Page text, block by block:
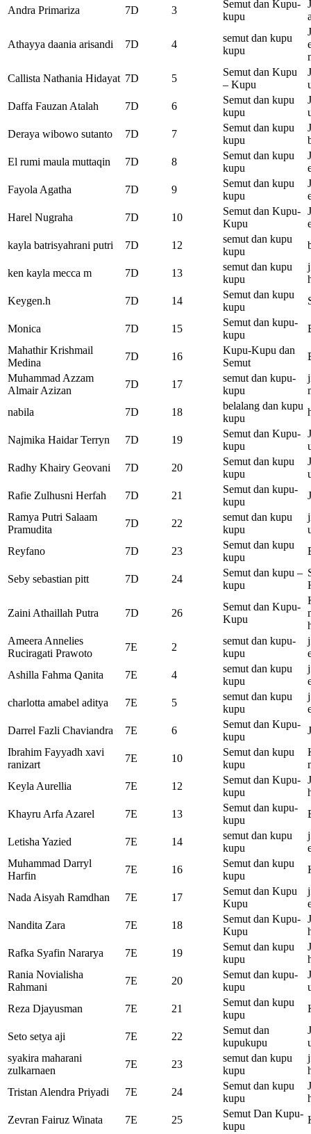
Andra Primariza 7D 3
Semut dan Kupu-
kupu
Athayya daania arisandi 7D 4
semut dan kupu
kupu
Callista Nathania Hidayat 7D 5
Semut dan Kupu
– Kupu
Daffa Fauzan Atalah
7D 6
Semut dan kupu
kupu
Deraya wibowo sutanto
7D 7
Semut dan kupu
kupu
El rumi maula muttaqin
7D 8
Semut dan kupu
kupu
Fayola Agatha
7D 9
Semut dan kupu
kupu
Harel Nugraha
7D 10
Semut dan Kupu-
Kupu
kayla batrisyahrani putri
7D 12
semut dan kupu
kupu
ken kayla mecca m 7D 13
semut dan kupu
kupu
Keygen.h
7D 14
Semut dan kupu
kupu
Monica 7D 15
Semut dan kupu-
kupu
Mahathir Krishmail
Medina
7D 16
Kupu-Kupu dan
Semut
Muhammad Azzam
Almair Azizan
7D 17
semut dan kupu-
kupu
nabila
7D 18
belalang dan kupu
kupu
Najmika Haidar Terryn 7D 19
Semut dan Kupu-
kupu
Radhy Khairy Geovani
7D 20
Semut dan kupu
kupu
Rafie Zulhusni Herfah
7D 21
Semut dan kupu-
kupu
Ramya Putri Salaam
Pramudita
7D 22
semut dan kupu
kupu
Reyfano
7D 23
Semut dan kupu
kupu
Seby sebastian pitt 7D 24
Semut dan kupu –
kupu
Zaini Athaillah Putra 7D 26
Semut dan Kupu-
Kupu
Ameera Annelies
Ruciragati Prawoto
7E 2
semut dan kupu-
kupu
Ashilla Fahma Qanita
7E 4
semut dan kupu
kupu
charlotta amabel aditya
7E 5
semut dan kupu
kupu
Darrel Fazli Chaviandra
7E 6
Semut dan Kupu-
kupu
Ibrahim Fayyadh xavi
ranizart
7E 10
Semut dan kupu
kupu
Keyla Aurellia
7E 12
Semut dan Kupu-
kupu
Khayru Arfa Azarel
7E 13
Semut dan kupu-
kupu
Letisha Yazied 7E 14
semut dan kupu
kupu
Muhammad Darryl
Harfin
7E 16
Semut dan kupu
kupu
Nada Aisyah Ramdhan 7E 17
Semut dan Kupu
Kupu
Nandita Zara
7E 18
Semut dan Kupu-
Kupu
Rafka Syafin Nararya
7E 19
Semut dan kupu
kupu
Rania Novialisha
Rahmani
7E 20
Semut dan kupu-
kupu
Reza Djayusman
7E 21
Semut dan kupu
kupu
Seto setya aji 7E 22
Semut dan
kupukupu
syakira maharani
zulkarnaen
7E 23
semut dan kupu
kupu
Tristan Alendra Priyadi
7E 24
Semut dan kupu
kupu
Zevran Fairuz Winata
7E 25
Semut Dan Kupu-
kupu